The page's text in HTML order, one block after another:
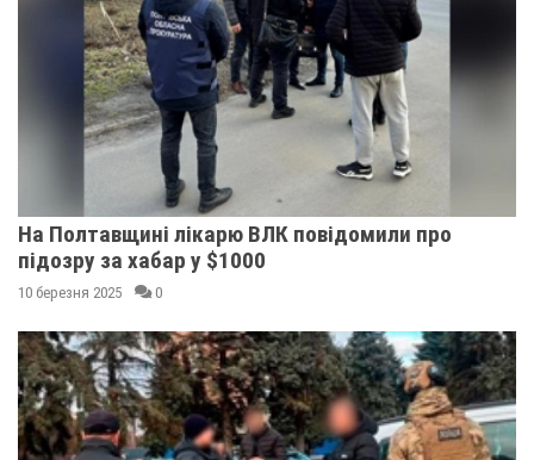
На Полтавщині лікарю ВЛК повідомили про
підозру за хабар у $1000
10 березня 2025 0